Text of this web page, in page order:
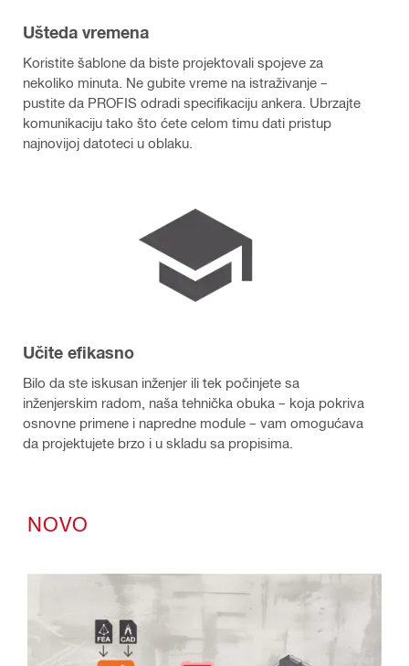
Ušteda vremena
Koristite šablone da biste projektovali spojeve za
nekoliko minuta. Ne gubite vreme na istraživanje –
pustite da PROFIS odradi specifikaciju ankera. Ubrzajte
komunikaciju tako što ćete celom timu dati pristup
najnovijoj datoteci u oblaku.
Učite efikasno
Bilo da ste iskusan inženjer ili tek počinjete sa
inženjerskim radom, naša tehnička obuka – koja pokriva
osnovne primene i napredne module – vam omogućava
da projektujete brzo i u skladu sa propisima.
NOVO